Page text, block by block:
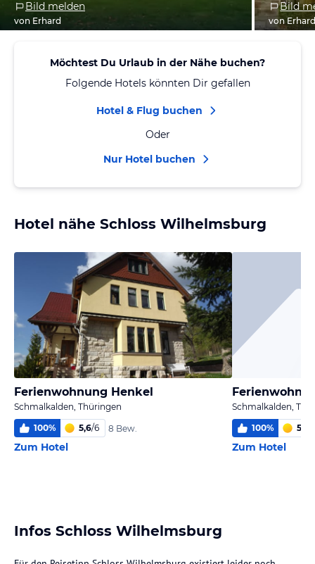
Bild melden
von Erhard
Bild
von
Möchtest Du Urlaub in der Nähe buchen?
Folgende Hotels könnten Dir gefallen
Hotel & Flug buchen
Oder
Nur Hotel buchen
Hotel nähe Schloss Wilhelmsburg
Ferienwohnung Henkel
Schmalkalden, Thüringen
100% 5,6/6 8 Bew.
Zum Hotel
Schmalkalden,
100% 5,4
Zum Hotel
Infos Schloss Wilhelmsburg